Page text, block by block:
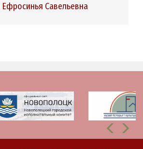
Ефросинья Савельевна